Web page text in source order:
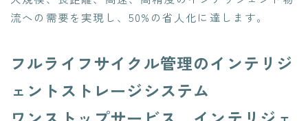
流への需要を実現し、50%の省人化に達します。
フルライフサイクル管理のインテリジ
ェントストレージシステム